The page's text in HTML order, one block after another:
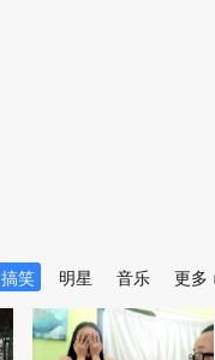
搞笑 明星 音乐 更多